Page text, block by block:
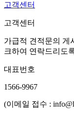
고객센터
고객센터
가급적 견적문의 게
크하여 연락드리도
대표번호
1566-9967
(이메일 접수 :